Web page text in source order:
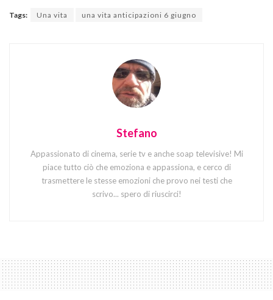
Tags: Una vita una vita anticipazioni 6 giugno
Stefano
Appassionato di cinema, serie tv e anche soap televisive! Mi
piace tutto ciò che emoziona e appassiona, e cerco di
trasmettere le stesse emozioni che provo nei testi che
scrivo... spero di riuscirci!